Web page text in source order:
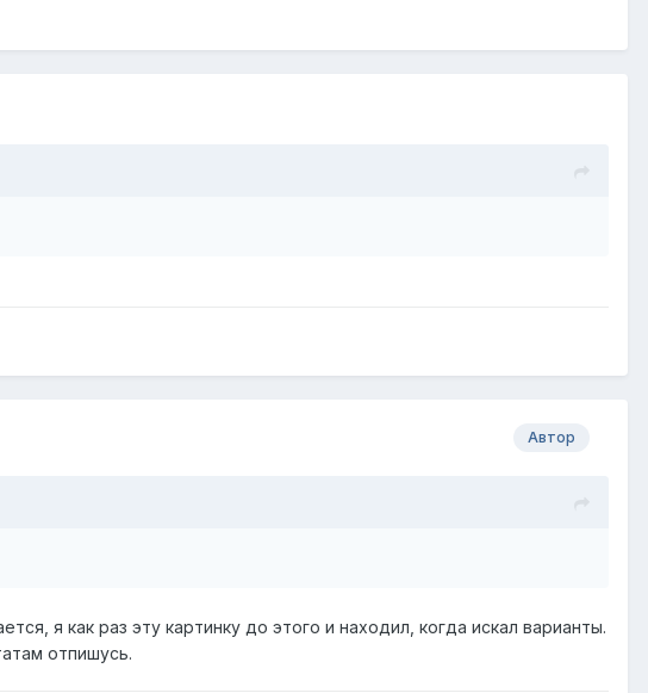
Автор
я как раз эту картинку до этого и находил, когда искал варианты.
отпишусь.